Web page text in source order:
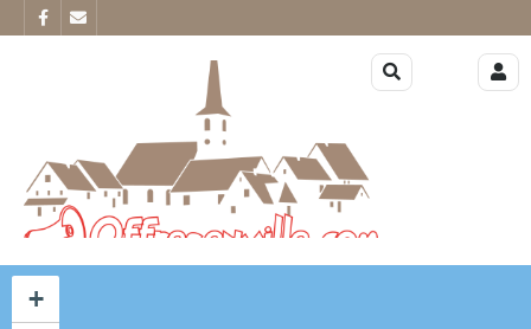
5788, 14 8278, 5788, 14
+